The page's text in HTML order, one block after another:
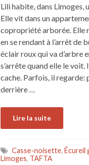
Lili habite, dans Limoges,
Elle vit dans un
copropriété arborée. Elle
en se rendant à l’arrêt de
éclair roux qui va d’arbre
s’arrête quand elle le voit.
cache. Parfois, il
derrière …
Lire la suite
Casse-noisette, Écureil
Limoges, TAFTA